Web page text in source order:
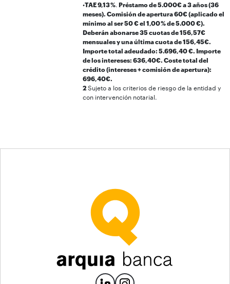
•TAE 9,13 %. Préstamo de 5.000€ a 3 años (36
meses). Comisión de apertura 60€ (aplicado el
mínimo al ser 50 € el 1,00 % de 5.000 €).
Deberán abonarse 35 cuotas de 156,57€
mensuales y una última cuota de 156,45€.
Importe total adeudado: 5.696,40 €. Importe
de los intereses: 636,40€. Coste total del
crédito (intereses + comisión de apertura):
696,40€.
2Sujeto a los criterios de riesgo de la entidad y
con intervención notarial.